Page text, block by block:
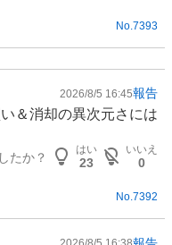
No. 7393
2026/8/5 16:45報告
＆消却の異次元さには
たか？
はい
23
いいえ
0
No.7392